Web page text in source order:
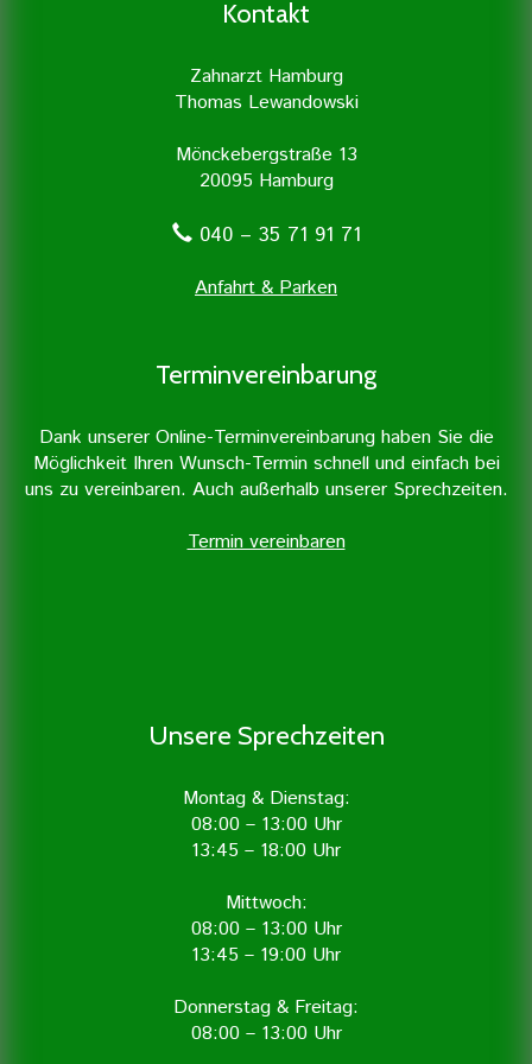
Zahnarztpraxis mit Unterstützung
professionelle Zahnreinigung.
Kontakt
Zahnarzt Hamburg
Thomas Lewandowski
Mönckebergstraße 13
20095 Hamburg
040 – 35 71 91 71
Anfahrt & Parken
Terminvereinbarung
Dank unserer Online-Terminvereinbarung haben Sie die
Möglichkeit Ihren Wunsch-Termin schnell und einfach bei
uns zu vereinbaren. Auch außerhalb unserer Sprechzeiten.
Termin vereinbaren
Unsere Sprechzeiten
Montag & Dienstag:
08:00 – 13:00 Uhr
13:45 – 18:00 Uhr
Mittwoch:
08:00 – 13:00 Uhr
13:45 – 19:00 Uhr
Donnerstag & Freitag:
08:00 – 13:00 Uhr